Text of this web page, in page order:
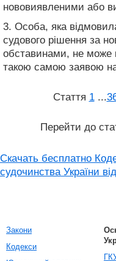
нововиявленими або
3. Особа, яка
судового рішення за
обставинами, не може
такою самою заявою
Стаття 1 ...
Перейти до
Скачать бесплатно
судочинства України
Закони
Кодекси